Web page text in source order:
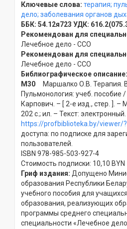
Ключевые слова: терапия;
дело; заболевания органов
ББК: 54.12я723 УДК:
Рекомендован для
Лечебное дело - ССO
Рекомендован для
Лечебное дело - ССO
Библиографическое описание:
М30 Маршалко О.В. Терапия. В
Пульмонология: учеб. пособие
Карпович. – [ 2-е изд., стер. ]. –
202 с.; ил. – Текст: электронный.
https://profbiblioteka.by/viewer/
доступа: по подписке для
пользователей.
ISBN 978-985-503-927-4
Стоимость подписки: 10,10 BYN
Гриф издания: Допущено
образования Республики
учебного пособия для
образования, реализующих
программы среднего
специальности «Лечебное